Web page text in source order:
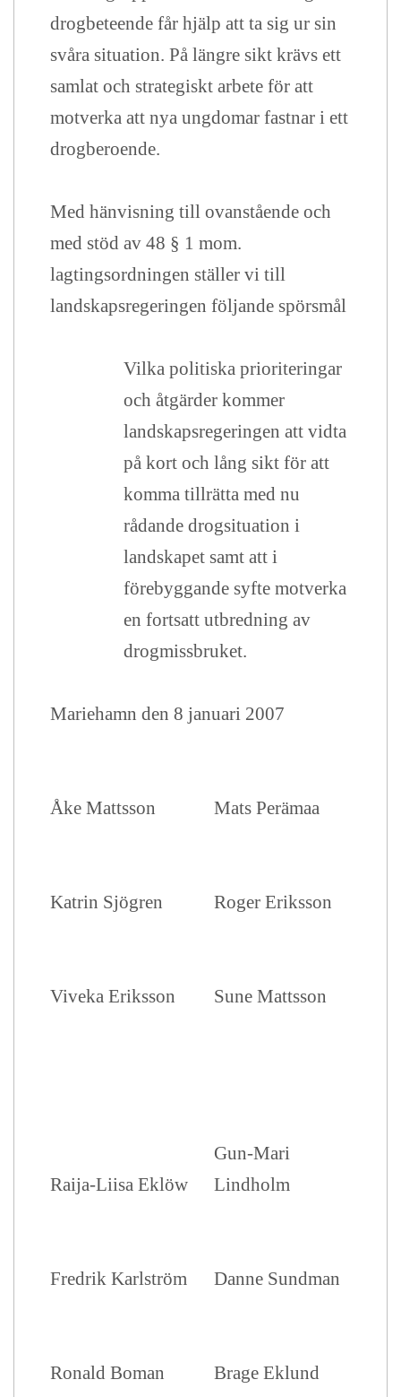
drogbeteende får hjälp att ta sig ur sin
svåra situation. På längre sikt krävs ett
samlat och strategiskt arbete för att
motverka att nya ungdomar fastnar i ett
drogberoende.
Med hänvisning till ovanstående och
med stöd av 48 § 1 mom.
lagtingsordningen ställer vi till
landskapsregeringen följande spörsmål
Vilka politiska prioriteringar
och åtgärder kommer
landskapsregeringen att vidta
på kort och lång sikt för att
komma tillrätta med nu
rådande drogsituation i
landskapet samt att i
förebyggande syfte motverka
en fortsatt utbredning av
drogmissbruket.
Mariehamn den 8 januari 2007
Åke Mattsson Mats Perämaa
Katrin Sjögren Roger Eriksson
Viveka Eriksson Sune Mattsson
Raija-Liisa Eklöw
Gun-Mari
Lindholm
Fredrik Karlström Danne Sundman
Ronald Boman Brage Eklund